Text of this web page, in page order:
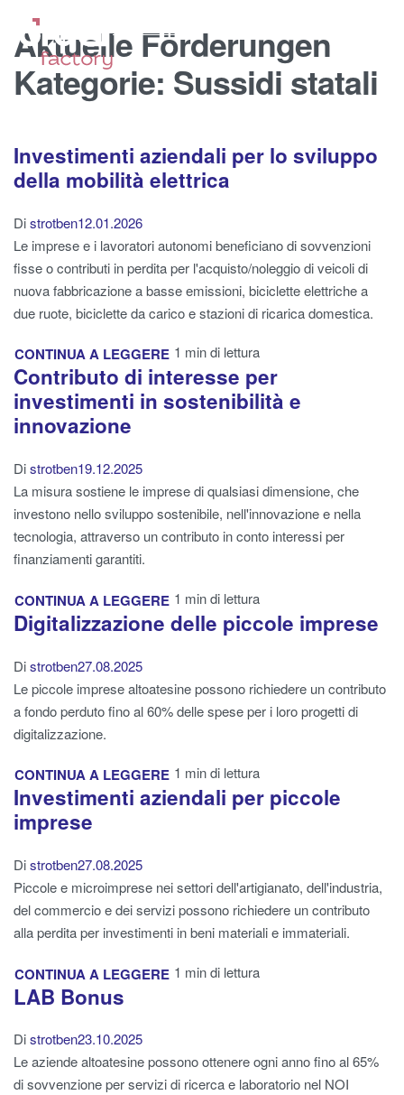
Aktuelle Förderungen
Kategorie: Sussidi statali
Investimenti aziendali per lo sviluppo
della mobilità elettrica
Distrotben12.01.2026
Le imprese e i lavoratori autonomi beneficiano di sovvenzioni
fisse o contributi in perdita per l'acquisto/noleggio di veicoli di
nuova fabbricazione a basse emissioni, biciclette elettriche a
due ruote, biciclette da carico e stazioni di ricarica domestica.
CONTINUA A LEGGERE 1 min di lettura
Contributo di interesse per
investimenti in sostenibilità e
innovazione
Distrotben19.12.2025
La misura sostiene le imprese di qualsiasi dimensione, che
investono nello sviluppo sostenibile, nell'innovazione e nella
tecnologia, attraverso un contributo in conto interessi per
finanziamenti garantiti.
CONTINUA A LEGGERE 1 min di lettura
Digitalizzazione delle piccole imprese
Distrotben27.08.2025
Le piccole imprese altoatesine possono richiedere un contributo
a fondo perduto fino al 60% delle spese per i loro progetti di
digitalizzazione.
CONTINUA A LEGGERE 1 min di lettura
Investimenti aziendali per piccole
imprese
Distrotben27.08.2025
Piccole e microimprese nei settori dell'artigianato, dell'industria,
del commercio e dei servizi possono richiedere un contributo
alla perdita per investimenti in beni materiali e immateriali.
CONTINUA A LEGGERE 1 min di lettura
LAB Bonus
Distrotben23.10.2025
Le aziende altoatesine possono ottenere ogni anno fino al 65%
di sovvenzione per servizi di ricerca e laboratorio nel NOI